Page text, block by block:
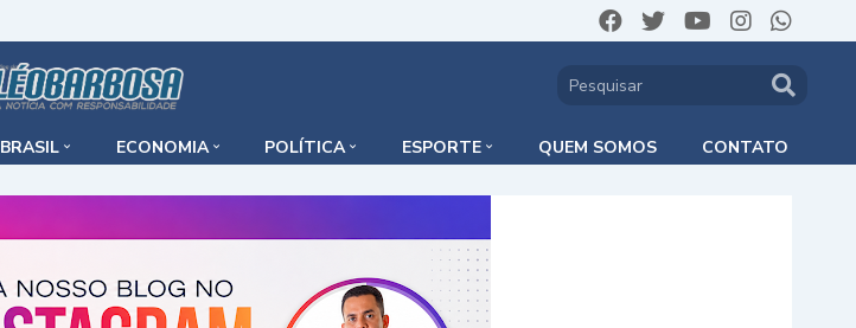
BRASIL ECONOMIA POLÍTICA ESPORTE QUEM SOMOS CONTATO